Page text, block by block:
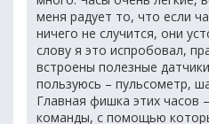
меня радует то, что если
ничего не случится, они
слову я это испробовал,
встроены полезные
пользуюсь – пульсометр,
Главная фишка этих часов
команды, с помощью